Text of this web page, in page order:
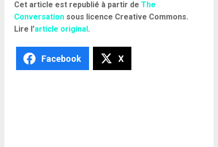
Cet article est republié à partir de The
Conversationsous licence Creative Commons.
Lire l’article original.
Facebook X